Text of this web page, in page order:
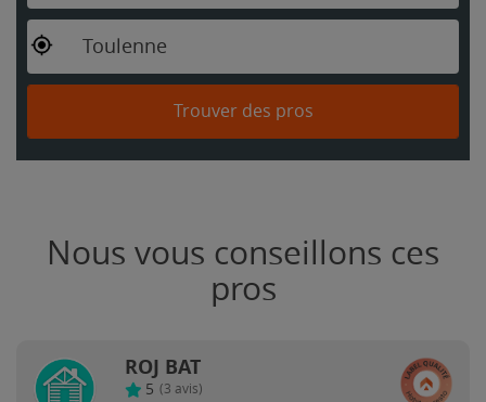
Toulenne
Trouver des pros
Nous vous conseillons ces
pros
ROJ BAT
5 (3 avis)